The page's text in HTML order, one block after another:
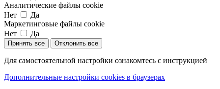
Аналитические файлы cookie
Нет
Да
Маркетинговые файлы cookie
Нет
Да
Принять все Отклонить все
Для самостоятельной настройки ознакомтесь с инструкцией
Дополнительные настройки cookies в браузерах